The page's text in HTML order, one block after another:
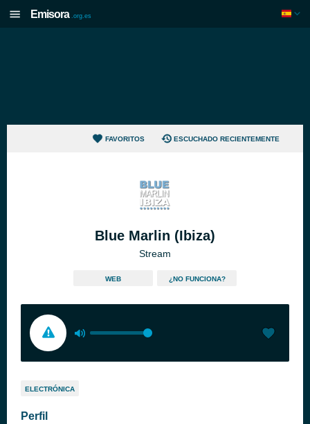
Emisora .org.es
FAVORITOS ESCUCHADO RECIENTEMENTE
Blue Marlin (Ibiza)
Stream
WEB ¿NO FUNCIONA?
ELECTRÓNICA
Perfil